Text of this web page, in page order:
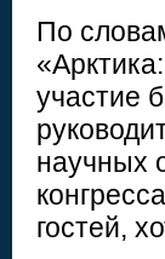
По
участие
научных
гостей,